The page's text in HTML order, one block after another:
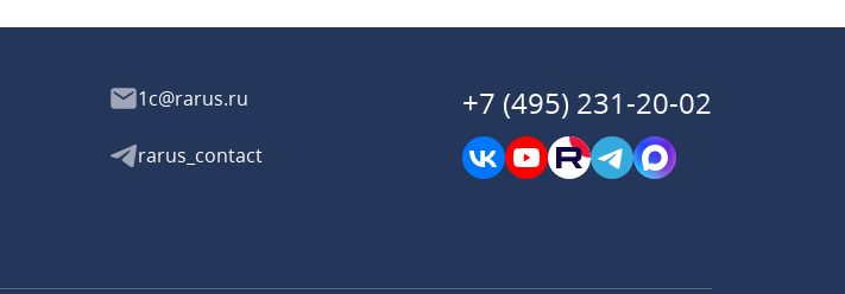
1c@rarus.ru
rarus_contact
+7 (495) 231-20-02